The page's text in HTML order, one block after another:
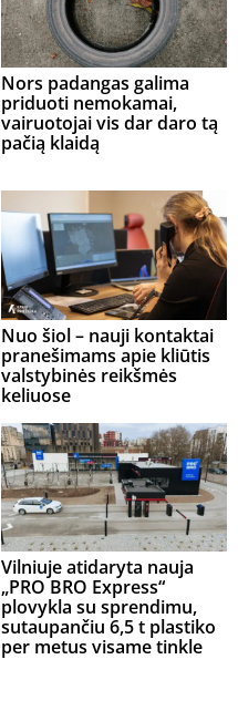
Nors padangas galima
priduoti nemokamai,
vairuotojai vis dar daro tą
pačią klaidą
Nuo šiol – nauji kontaktai
pranešimams apie kliūtis
valstybinės reikšmės
keliuose
Vilniuje atidaryta nauja
„PRO BRO Express“
plovykla su sprendimu,
sutaupančiu 6,5 t plastiko
per metus visame tinkle